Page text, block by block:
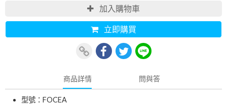
加入購物車
立即購買
商品詳情 問與答
型號：FOCEA